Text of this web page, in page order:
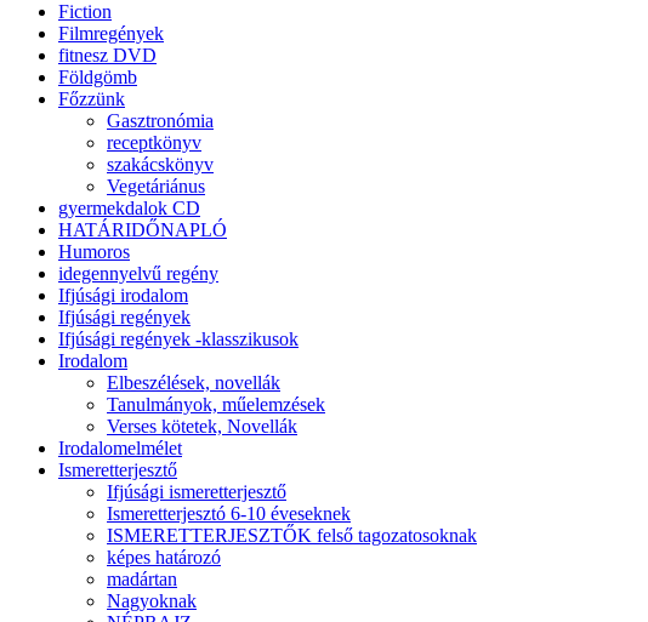
Fiction
Filmregények
fitnesz DVD
Földgömb
Főzzünk
Gasztronómia
receptkönyv
szakácskönyv
Vegetáriánus
gyermekdalok CD
HATÁRIDŐNAPLÓ
Humoros
idegennyelvű regény
Ifjúsági irodalom
Ifjúsági regények
Ifjúsági regények -klasszikusok
Irodalom
Elbeszélések, novellák
Tanulmányok, műelemzések
Verses kötetek, Novellák
Irodalomelmélet
Ismeretterjesztő
Ifjúsági ismeretterjesztő
Ismeretterjesztó 6-10 éveseknek
ISMERETTERJESZTŐK felső tagozatosoknak
képes határozó
madártan
Nagyoknak